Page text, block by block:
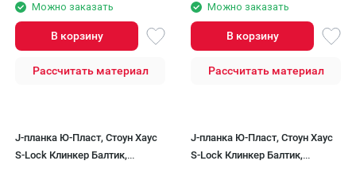
Можно заказать
В корзину
Рассчитать материал
Можно заказать
В корзину
Рассчитать материал
J-планка Ю-Пласт, Стоун Хаус
S-Lock Клинкер Балтик,
J-планка Ю-Пласт, Стоун Хаус
S-Lock Клинкер Балтик,